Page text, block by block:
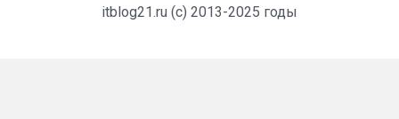
itblog21.ru (c) 2013-2025 годы